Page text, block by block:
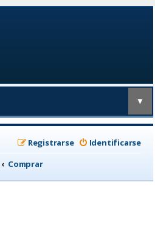
▼
Identificarse
Registrarse
Comprar